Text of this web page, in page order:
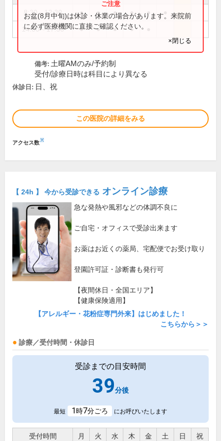
8:30～12:30 ● ● ● ● ●
14:00～17:30 ● ● ● ●
お盆(8月中旬)は休診・休業の場合があります。来院前
に必ず医療機関に直接ご確認ください。
×閉じる
備考: 土曜AMのみ/予約制
受付/診療日時は科目により異なる
休診日: 日、祝
この医院の詳細をみる
アクセス数※
【 24h 】 今から受診できる オンライン診療
急な発熱や風邪などの体調不良に
ご自宅・オフィスで受診出来ます
お薬はお近くの薬局、宅配便でお受け取り
登園許可証・診断書も発行可
【夜間休日・全国エリア】
【健康保険適用】
【アレルギー・花粉症専門外来】はじめました！
こちらから＞＞
診療／受付時間・休診日
受診までの目安時間
39分後
最短 1時7分ごろ にお呼びいたします
受付時間 月 火 水 木 金 土 日 祝